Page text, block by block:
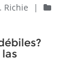
Richie
|